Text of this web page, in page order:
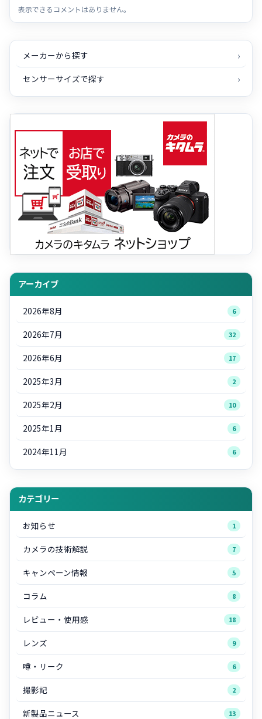
表示できるコメントはありません。
メーカーから探す
センサーサイズで探す
アーカイブ
2026年8月 6
2026年7月 32
2026年6月 17
2025年3月 2
2025年2月 10
2025年1月 6
2024年11月 6
カテゴリー
お知らせ 1
カメラの技術解説 7
キャンペーン情報 5
コラム 8
レビュー・使用感 18
レンズ 9
噂・リーク 6
撮影記 2
新製品ニュース 13